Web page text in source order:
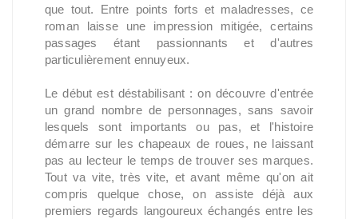
que tout. Entre points forts et maladresses, ce
roman laisse une impression mitigée, certains
passages étant passionnants et d'autres
particulièrement ennuyeux.
Le début est déstabilisant : on découvre d'entrée
un grand nombre de personnages, sans savoir
lesquels sont importants ou pas, et l'histoire
démarre sur les chapeaux de roues, ne laissant
pas au lecteur le temps de trouver ses marques.
Tout va vite, très vite, et avant même qu'on ait
compris quelque chose, on assiste déjà aux
premiers regards langoureux échangés entre les